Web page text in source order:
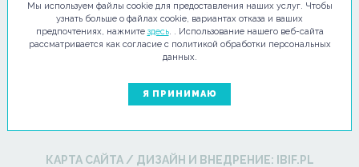
пон. - Пят: 08:00-17:00
ЭЛЕКТРОННОЕ ПИСЬМО
КАРТА САЙТА / ДИЗАЙН И ВНЕДРЕНИЕ: IBIF.PL
Мы используем файлы cookie для предоставления наших услуг. Чтобы
узнать больше о файлах cookie, вариантах отказа и ваших
предпочтениях, нажмите здесь. . Использование нашего веб-сайта
рассматривается как согласие с политикой обработки персональных
данных.
Я ПРИНИМАЮ